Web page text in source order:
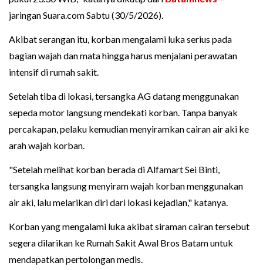
jaringan Suara.com Sabtu (30/5/2026).
Akibat serangan itu, korban mengalami luka serius pada
bagian wajah dan mata hingga harus menjalani perawatan
intensif di rumah sakit.
Setelah tiba di lokasi, tersangka AG datang menggunakan
sepeda motor langsung mendekati korban. Tanpa banyak
percakapan, pelaku kemudian menyiramkan cairan air aki ke
arah wajah korban.
"Setelah melihat korban berada di Alfamart Sei Binti,
tersangka langsung menyiram wajah korban menggunakan
air aki, lalu melarikan diri dari lokasi kejadian," katanya.
Korban yang mengalami luka akibat siraman cairan tersebut
segera dilarikan ke Rumah Sakit Awal Bros Batam untuk
mendapatkan pertolongan medis.